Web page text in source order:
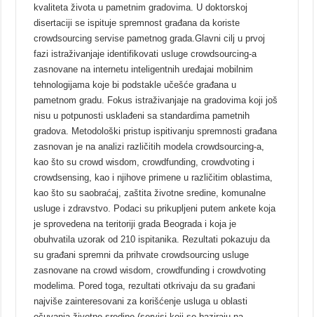
kvaliteta života u pametnim gradovima. U doktorskoj
disertaciji se ispituje spremnost građana da koriste
crowdsourcing servise pametnog grada.Glavni cilj u prvoj
fazi istraživanjaje identifikovati usluge crowdsourcing-a
zasnovane na internetu inteligentnih uređajai mobilnim
tehnologijama koje bi podstakle učešće građana u
pametnom gradu. Fokus istraživanjaje na gradovima koji još
nisu u potpunosti usklađeni sa standardima pametnih
gradova. Metodološki pristup ispitivanju spremnosti građana
zasnovan je na analizi različitih modela crowdsourcing-a,
kao što su crowd wisdom, crowdfunding, crowdvoting i
crowdsensing, kao i njihove primene u različitim oblastima,
kao što su saobraćaj, zaštita životne sredine, komunalne
usluge i zdravstvo. Podaci su prikupljeni putem ankete koja
je sprovedena na teritoriji grada Beograda i koja je
obuhvatila uzorak od 210 ispitanika. Rezultati pokazuju da
su građani spremni da prihvate crowdsourcing usluge
zasnovane na crowd wisdom, crowdfunding i crowdvoting
modelima. Pored toga, rezultati otkrivaju da su građani
najviše zainteresovani za korišćenje usluga u oblasti